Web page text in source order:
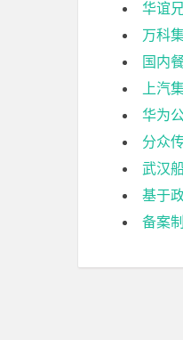
华谊
万科
国内
上汽
华为
分众
武汉
基于
备案